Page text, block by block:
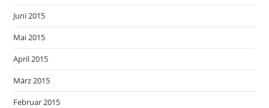
Juni 2015
Mai 2015
April 2015
März 2015
Februar 2015